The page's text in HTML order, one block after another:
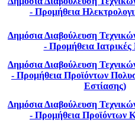
- Προμήθεια
Δημόσια Διαβούλευση
- Προμήθεια Ιατρικές
Δημόσια Διαβούλευση
- Προμήθεια Προϊόντων
Εστίασης)
Δημόσια Διαβούλευση
- Προμήθεια Προϊόντων